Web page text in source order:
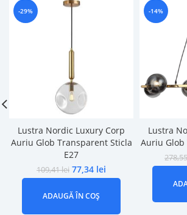
-29%
Lustra Nordic Luxury Corp
Auriu Glob Transparent Sticla
E27
109,41lei 77,34 lei
ADAUGĂ ÎN COȘ
-14%
Lustra
Auriu Glob